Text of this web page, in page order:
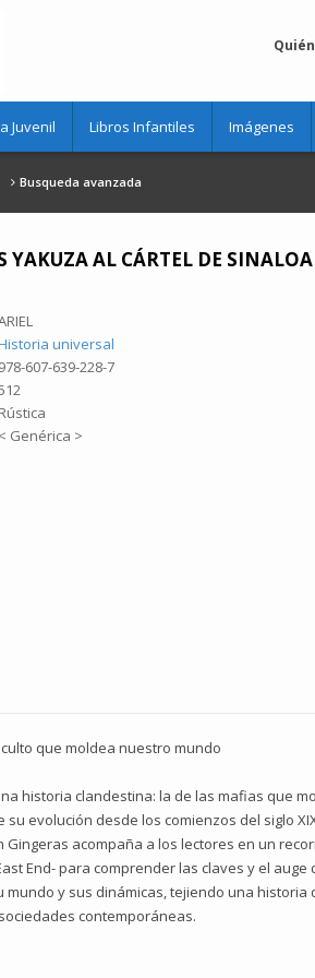
Juvenil Libros Infantiles Imágenes
Busqueda avanzada
YAKUZA AL CÁRTEL DE SINALOA
universal
978-607-639-228-7
Rústica
< Genérica >
que moldea nuestro mundo
historia clandestina: la de las mafias que
evolución desde los comienzos del siglo
acompaña a los lectores en un
End- para comprender las claves y el auge
y sus dinámicas, tejiendo una
contemporáneas.